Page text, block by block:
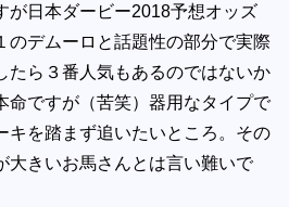
が日本ダービー2018予想オッズ
のデムーロと話題性の部分で実際
たら３番人気もあるのではないか
命ですが（苦笑）器用なタイプで
キを踏まず追いたいところ。その
大きいお馬さんとは言い難いで